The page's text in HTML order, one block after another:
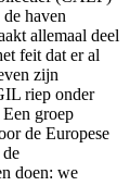
haven
allemaal deel
feit dat er al
zijn
riep onder
groep
de Europese
doen: we